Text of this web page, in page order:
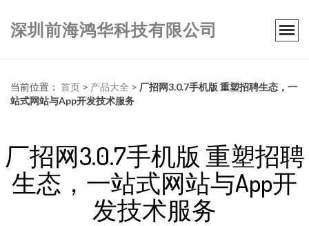
深圳前海鸿华科技有限公司
当前位置： 首页 > 产品大全 > 厂招网3.0.7手机版 重塑招聘生态，一
站式网站与App开发技术服务
厂招网3.0.7手机版 重塑招聘
生态，一站式网站与App开
发技术服务